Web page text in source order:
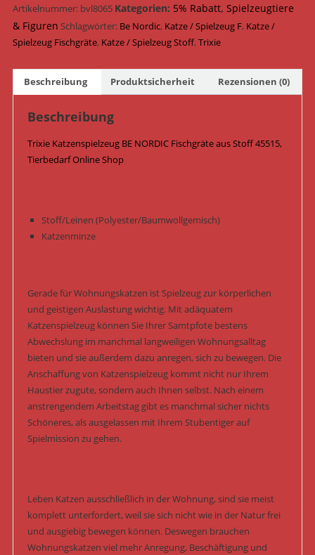
Fischgräte
Stoff
13
45515
Menge
Artikelnummer: bvl8065 Kategorien: 5% Rabatt, Spielzeugtiere
& Figuren Schlagwörter: Be Nordic, Katze / Spielzeug F, Katze /
Spielzeug Fischgräte, Katze / Spielzeug Stoff,Trixie
Beschreibung Produktsicherheit Rezensionen (0)
Beschreibung
Trixie Katzenspielzeug BE NORDIC Fischgräte aus Stoff 45515,
Tierbedarf Online Shop
Stoff/Leinen (Polyester/Baumwollgemisch)
Katzenminze
Gerade für Wohnungskatzen ist Spielzeug zur körperlichen
und geistigen Auslastung wichtig. Mit adäquatem
Katzenspielzeug können Sie Ihrer Samtpfote bestens
Abwechslung im manchmal langweiligen Wohnungsalltag
bieten und sie außerdem dazu anregen, sich zu bewegen. Die
Anschaffung von Katzenspielzeug kommt nicht nur Ihrem
Haustier zugute, sondern auch Ihnen selbst. Nach einem
anstrengendem Arbeitstag gibt es manchmal sicher nichts
Schöneres, als ausgelassen mit Ihrem Stubentiger auf
Spielmission zu gehen.
Leben Katzen ausschließlich in der Wohnung, sind sie meist
komplett unterfordert, weil sie sich nicht wie in der Natur frei
und ausgiebig bewegen können. Deswegen brauchen
Wohnungskatzen viel mehr Anregung, Beschäftigung und